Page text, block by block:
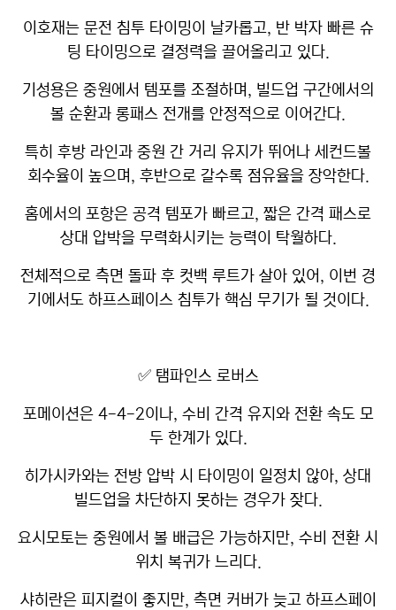
이호재는 문전 침투 타이밍이 날카롭고, 반 박자 빠른 슈
팅 타이밍으로 결정력을 끌어올리고 있다.
기성용은 중원에서 템포를 조절하며, 빌드업 구간에서의
볼 순환과 롱패스 전개를 안정적으로 이어간다.
특히 후방 라인과 중원 간 거리 유지가 뛰어나 세컨드볼
회수율이 높으며, 후반으로 갈수록 점유율을 장악한다.
홈에서의 포항은 공격 템포가 빠르고, 짧은 간격 패스로
상대 압박을 무력화시키는 능력이 탁월하다.
전체적으로 측면 돌파 후 컷백 루트가 살아 있어, 이번 경
기에서도 하프스페이스 침투가 핵심 무기가 될 것이다.
✅ 탬파인스 로버스
포메이션은 4-4-2이나, 수비 간격 유지와 전환 속도 모
두 한계가 있다.
히가시카와는 전방 압박 시 타이밍이 일정치 않아, 상대
빌드업을 차단하지 못하는 경우가 잦다.
요시모토는 중원에서 볼 배급은 가능하지만, 수비 전환 시
위치 복귀가 느리다.
샤히란은 피지컬이 좋지만, 측면 커버가 늦고 하프스페이